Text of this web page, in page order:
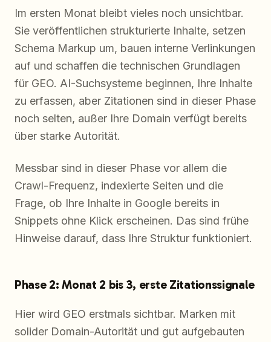
Im ersten Monat bleibt vieles noch unsichtbar.
Sie veröffentlichen strukturierte Inhalte, setzen
Schema Markup um, bauen interne Verlinkungen
auf und schaffen die technischen Grundlagen
für GEO. AI-Suchsysteme beginnen, Ihre Inhalte
zu erfassen, aber Zitationen sind in dieser Phase
noch selten, außer Ihre Domain verfügt bereits
über starke Autorität.
Messbar sind in dieser Phase vor allem die
Crawl-Frequenz, indexierte Seiten und die
Frage, ob Ihre Inhalte in Google bereits in
Snippets ohne Klick erscheinen. Das sind frühe
Hinweise darauf, dass Ihre Struktur funktioniert.
Phase 2: Monat 2 bis 3, erste Zitationssignale
Hier wird GEO erstmals sichtbar. Marken mit
solider Domain-Autorität und gut aufgebauten